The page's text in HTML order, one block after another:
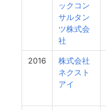
ックコン
サルタン
ツ株式会
社
2016
株式会社
ネクスト
アイ